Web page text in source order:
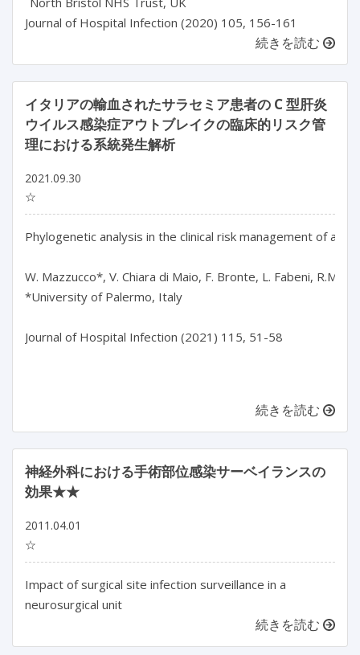
Journal of Hospital Infection (2020) 105, 156-161
続きを読む
イタリアの輸血されたサラセミア患者の C 型肝炎
ウイルス感染症アウトブレイクの臨床的リスク管
理における系統発生解析
2021.09.30
☆
Phylogenetic analysis in the clinical risk management of an
W. Mazzucco*, V. Chiara di Maio, F. Bronte, L. Fabeni, R.M.
*University of Palermo, Italy
Journal of Hospital Infection (2021) 115, 51-58
続きを読む
神経外科における手術部位感染サーベイランスの
効果★★
2011.04.01
☆
Impact of surgical site infection surveillance in a
neurosurgical unit
続きを読む